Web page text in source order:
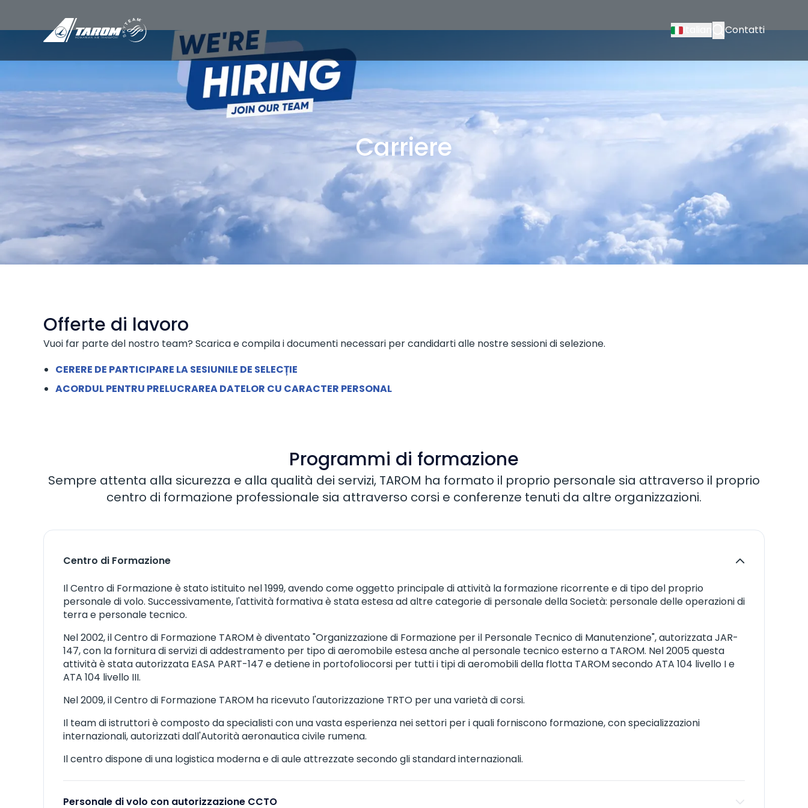
Contatti
Carriere
/
Offerte di lavoro
Vuoi far parte del nostro team? Scarica e compila i documenti necessari per candidarti alle nostre sessioni di selezione.
CERERE DE PARTICIPARE LA SESIUNILE DE SELECȚIE
ACORDUL PENTRU PRELUCRAREA DATELOR CU CARACTER PERSONAL
Programmi di formazione
Sempre attenta alla sicurezza e alla qualità dei servizi, TAROM ha formato il proprio personale sia attraverso il proprio
centro di formazione professionale sia attraverso corsi e conferenze tenuti da altre organizzazioni.
Centro di Formazione
Il Centro di Formazione è stato istituito nel 1999, avendo come oggetto principale di attività la formazione ricorrente e di tipo del proprio
personale di volo. Successivamente, l'attività formativa è stata estesa ad altre categorie di personale della Società: personale delle operazioni di
terra e personale tecnico.
Nel 2002, il Centro di Formazione TAROM è diventato "Organizzazione di Formazione per il Personale Tecnico di Manutenzione", autorizzata JAR-
147, con la fornitura di servizi di addestramento per tipo di aeromobile estesa anche al personale tecnico esterno a TAROM. Nel 2005 questa
attività è stata autorizzata EASA PART-147 e detiene in portofoliocorsi per tutti i tipi di aeromobili della flotta TAROM secondo ATA 104 livello I e
ATA 104 livello III.
Nel 2009, il Centro di Formazione TAROM ha ricevuto l'autorizzazione TRTO per una varietà di corsi.
Il team di istruttori è composto da specialisti con una vasta esperienza nei settori per i quali forniscono formazione, con specializzazioni
internazionali, autorizzati dall'Autorità aeronautica civile rumena.
Il centro dispone di una logistica moderna e di aule attrezzate secondo gli standard internazionali.
Personale di volo con autorizzazione CCTO